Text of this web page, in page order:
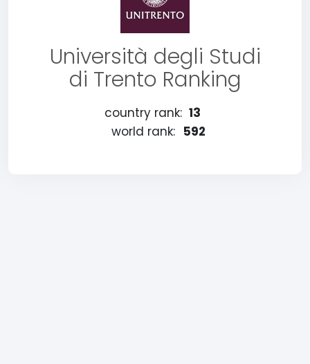
Università degli Studi
di Trento Ranking
country rank: 13
world rank: 592